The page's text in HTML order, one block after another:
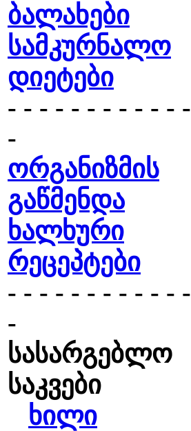
ბალახები
სამკურნალო
დიეტები
- - - - - - - - - - - -
-
ორგანიზმის
გაწმენდა
ხალხური
რეცეპტები
- - - - - - - - - - - -
-
სასარგებლო
საკვები
ხილი